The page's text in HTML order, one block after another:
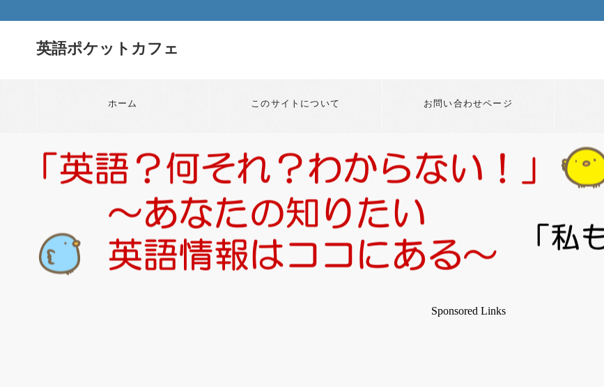
英語ポケットカフェ
ホーム このサイトについて お問い合わせページ
Sponsored Links